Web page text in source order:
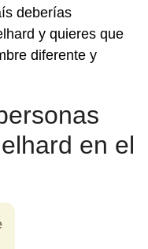
deberías
y quieres que
diferente y
en el